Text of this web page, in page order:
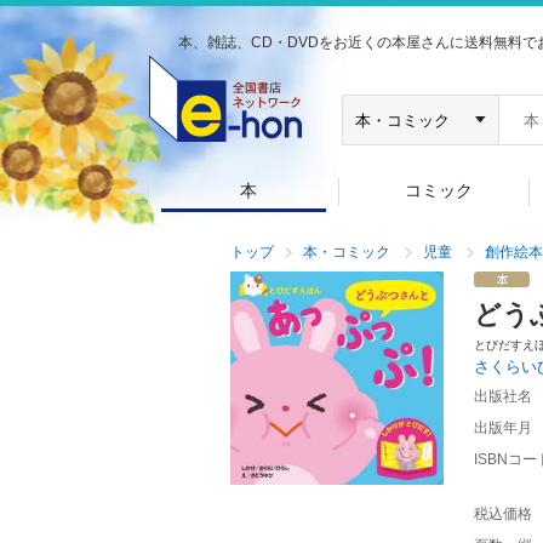
本、雑誌、CD・DVDをお近くの本屋さんに送料無料で
本 コミック
トップ 本・コミック 児童 創作絵本
どう
とびだすえ
さくら
出版社名
出版年月
ISBNコー
税込価格